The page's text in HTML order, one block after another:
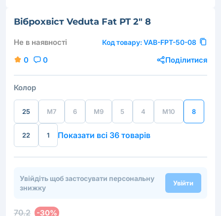
Віброхвіст Veduta Fat PT 2" 8
Не в наявності Код товару: VAB-FPT-50-08
0 0 Поділитися
Колор
25 M7 6 M9 5 4 M10 8
22 1 Показати всі 36 товарів
Увійдіть щоб застосувати персональну
знижку
Увійти
70.2 -30%